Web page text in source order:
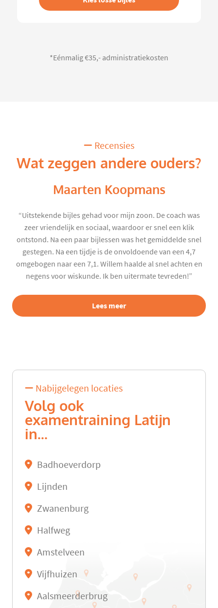
*Eénmalig €35,- administratiekosten
Recensies
Wat zeggen andere ouders?
Maarten Koopmans
“Uitstekende bijles gehad voor mijn zoon. De coach was
zeer vriendelijk en sociaal, waardoor er snel een klik
ontstond. Na een paar bijlessen was het gemiddelde snel
gestegen. Na een tijdje is de onvoldoende van een 4,7
omgebogen naar een 7,1. Willem haalde al snel achten en
negens voor wiskunde. Ik ben uitermate tevreden!”
Lees meer
Nabijgelegen locaties
Volg ook
examentraining Latijn
in...
Badhoeverdorp
Lijnden
Zwanenburg
Halfweg
Amstelveen
Vijfhuizen
Aalsmeerderbrug